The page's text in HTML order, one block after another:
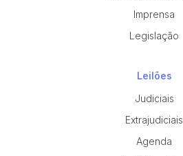
Imprensa
Legislação
Leilões
Judiciais
Extrajudiciais
Agenda